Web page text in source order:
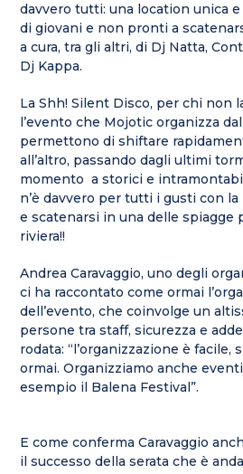
davvero tutti: una location unica
di giovani e non pronti a
a cura, tra gli altri, di Dj Natta,
Dj Kappa.
La Shh! Silent Disco, per chi non
l’evento che Mojotic organizza
permettono di shiftare
all’altro, passando dagli ultimi
momento a storici e
n’è davvero per tutti i gusti con
e scatenarsi in una delle spiagge
riviera!!
Andrea Caravaggio, uno degli
ci ha raccontato come ormai
dell’evento, che coinvolge un
persone tra staff, sicurezza e
rodata: “l’organizzazione è
ormai. Organizziamo anche
esempio il Balena Festival”.
E come conferma Caravaggio
il successo della serata che è